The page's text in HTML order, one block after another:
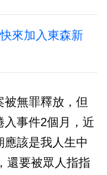
來加入東森新
無罪釋放，但
入事件2個月，近
應該是我人生中
還要被眾人指指